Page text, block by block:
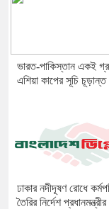
ভারত-পাকিস্তান একই
এশিয়া কাপের সূচি চূড়ান্ত
ঢাকার নদীদূষণ রোধে
তৈরির নির্দেশ প্রধানমন্ত্রীর